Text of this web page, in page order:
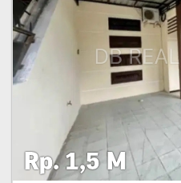
Rp. 1,5 M